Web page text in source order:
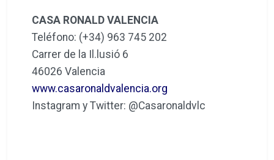
CASA RONALD VALENCIA
Teléfono: (+34) 963 745 202
Carrer de la Il.lusió 6
46026 Valencia
www.casaronaldvalencia.org
Instagram y Twitter: @Casaronaldvlc